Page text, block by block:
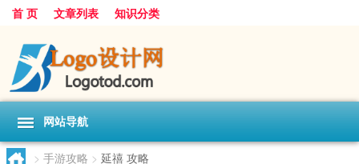
首 页 文章列表 知识分类
网站导航
> 手游攻略 > 延禧 攻略